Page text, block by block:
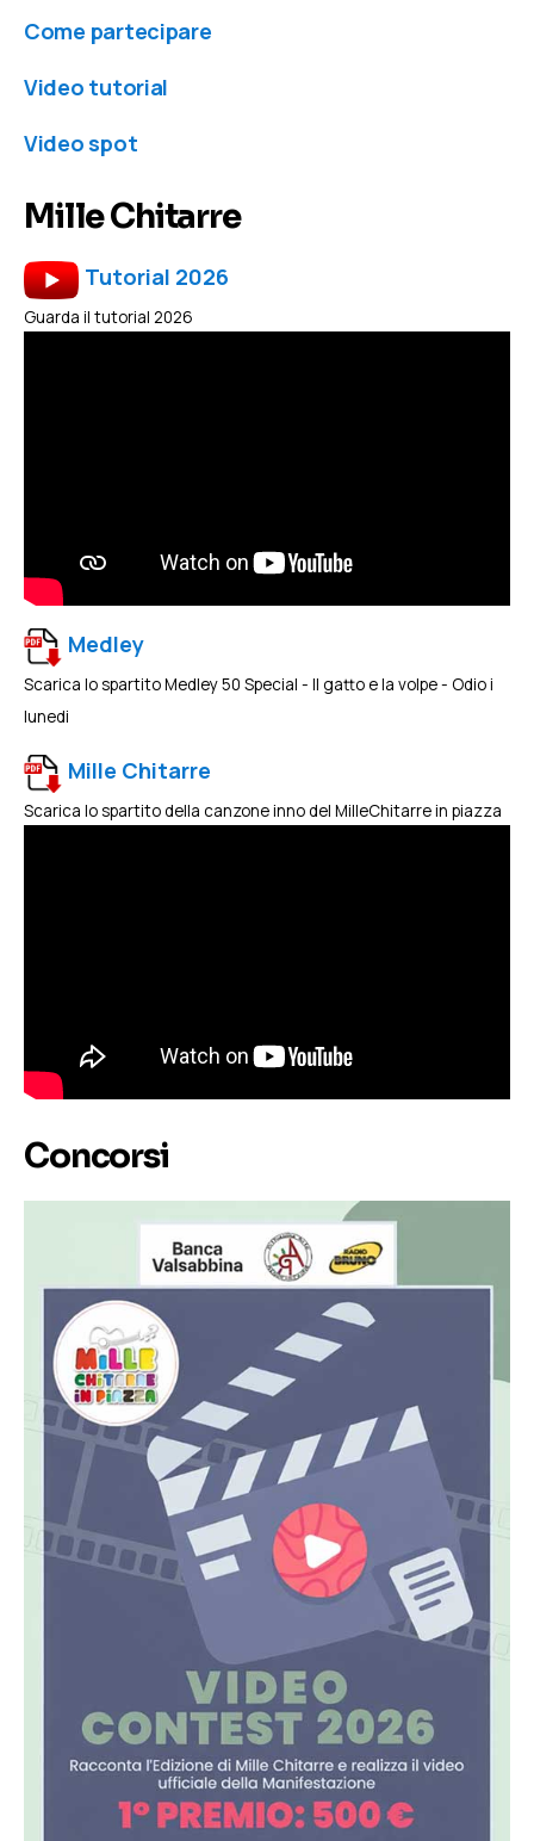
Come partecipare
Video tutorial
Video spot
Mille Chitarre
Tutorial 2026
Guarda il tutorial 2026
Medley
Scarica lo spartito Medley 50 Special - Il gatto e la volpe - Odio i
lunedi
Mille Chitarre
Scarica lo spartito della canzone inno del MilleChitarre in piazza
Concorsi